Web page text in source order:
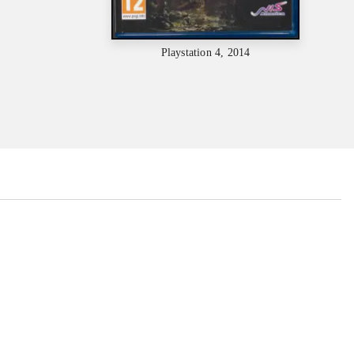
Playstation 4, 2014